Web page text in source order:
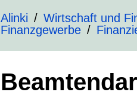
Alinki Wirtschaft und
Finanzgewerbe